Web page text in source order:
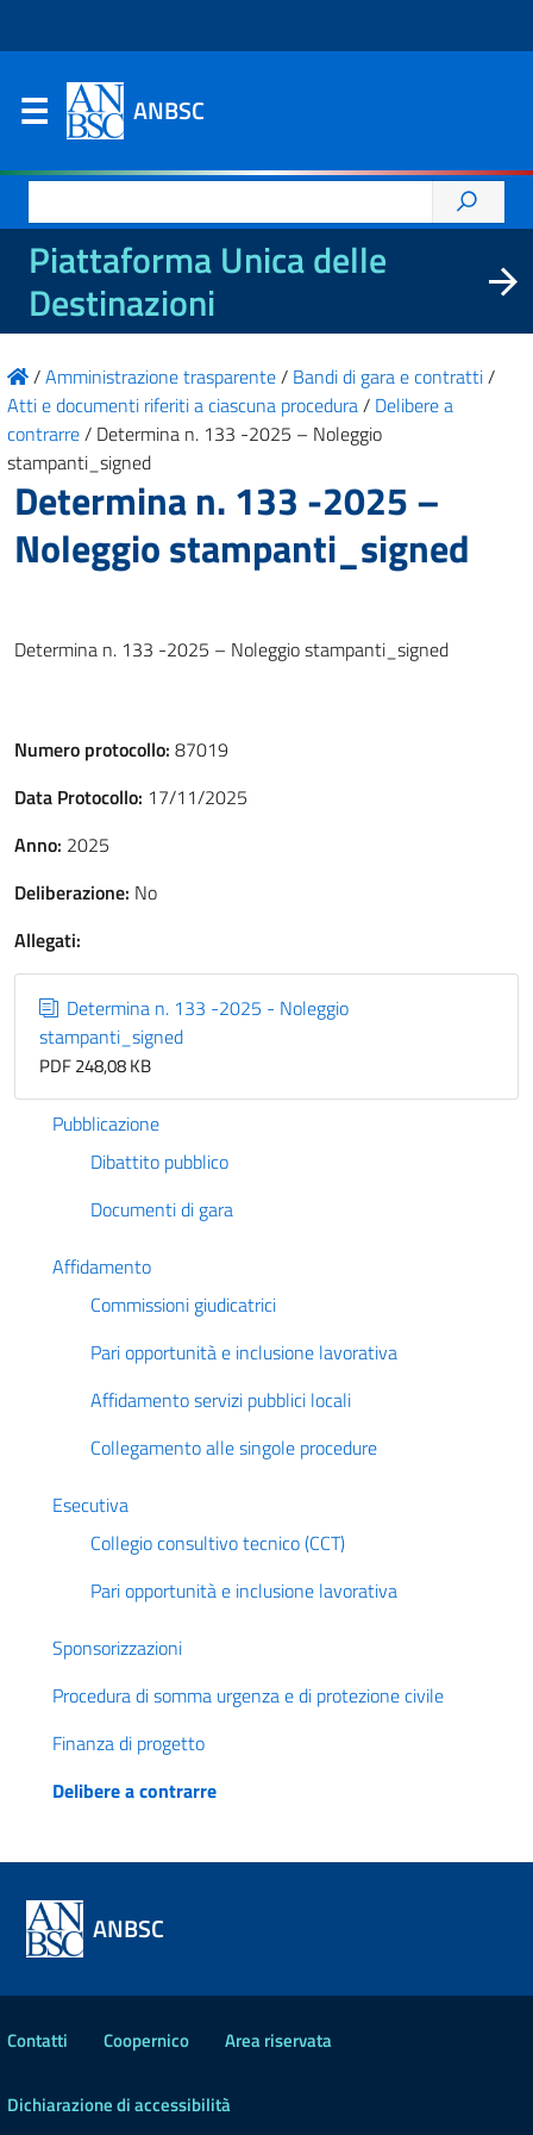
ANBSC
per:
Piattaforma Unica delle
Destinazioni
/Amministrazione trasparente/ Bandi di gara e contratti/
Atti e documenti riferiti a ciascuna procedura/ Delibere a
contrarre/ Determina n. 133 -2025 – Noleggio
stampanti_signed
Determina n. 133 -2025 –
Noleggio stampanti_signed
Determina n. 133 -2025 – Noleggio stampanti_signed
Numero protocollo: 87019
Data Protocollo: 17/11/2025
Anno: 2025
Deliberazione: No
Allegati:
Determina n. 133 -2025 - Noleggio
stampanti_signed
PDF 248,08 KB
Pubblicazione
Dibattito pubblico
Documenti di gara
Affidamento
Commissioni giudicatrici
Pari opportunità e inclusione lavorativa
Affidamento servizi pubblici locali
Collegamento alle singole procedure
Esecutiva
Collegio consultivo tecnico (CCT)
Pari opportunità e inclusione lavorativa
Sponsorizzazioni
Procedura di somma urgenza e di protezione civile
Finanza di progetto
Delibere a contrarre
ANBSC
Contatti Coopernico Area riservata
Dichiarazione di accessibilità